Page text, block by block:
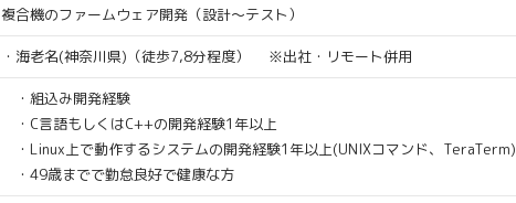
複合機のファームウェア開発（設計～テスト）
・海老名(神奈川県)（徒歩7,8分程度） ※出社・リモート併用
・組込み開発経験
・C言語もしくはC++の開発経験1年以上
・Linux上で動作するシステムの開発経験1年以上(UNIXコマンド、TeraTerm)
・49歳までで勤怠良好で健康な方